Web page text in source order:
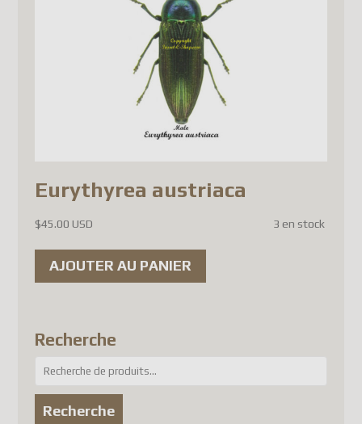
Eurythyrea austriaca
$45.00 USD 3 en stock
AJOUTER AU PANIER
Recherche
Recherche
pour :
Recherche
maintenant unnouveau droit
de douane de 3 € par article
en plus de la TVA à
l'importation.
nouvelles exigences de
conformitéimposent des
détaillés pour chaque article
expédié (description, valeur,
données douanières, etc.).
Les systèmes de Postes
Canada ne sont pas encore
certains pays de l'UE. En
attendant une solution
conforme, les envois de colis